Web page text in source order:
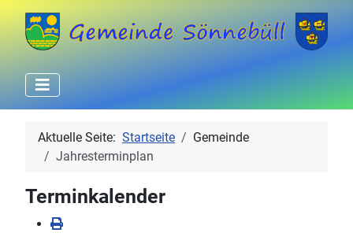
Aktuelle Seite: Startseite
Gemeinde
Jahresterminplan
Terminkalender